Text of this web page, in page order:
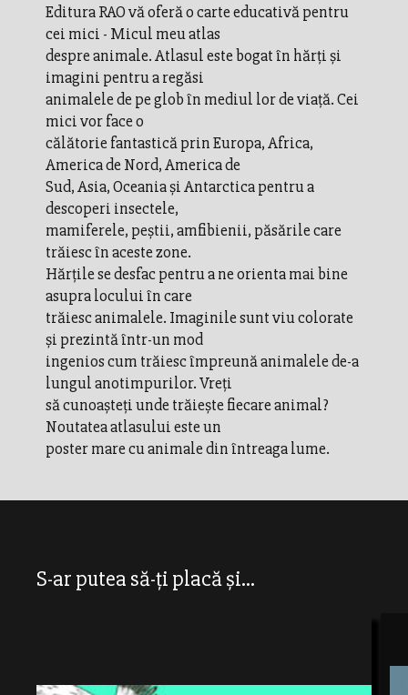
Editura RAO vă oferă o carte educativă pentru
cei mici - Micul meu atlas
despre animale. Atlasul este bogat în hărţi şi
imagini pentru a regăsi
animalele de pe glob în mediul lor de viaţă. Cei
mici vor face o
călătorie fantastică prin Europa, Africa,
America de Nord, America de
Sud, Asia, Oceania şi Antarctica pentru a
descoperi insectele,
mamiferele, peştii, amfibienii, păsările care
trăiesc în aceste zone.
Hărţile se desfac pentru a ne orienta mai bine
asupra locului în care
trăiesc animalele. Imaginile sunt viu colorate
şi prezintă într-un mod
ingenios cum trăiesc împreună animalele de-a
lungul anotimpurilor. Vreţi
să cunoaşteţi unde trăieşte fiecare animal?
Noutatea atlasului este un
poster mare cu animale din întreaga lume.
S-ar putea să-ți placă și...